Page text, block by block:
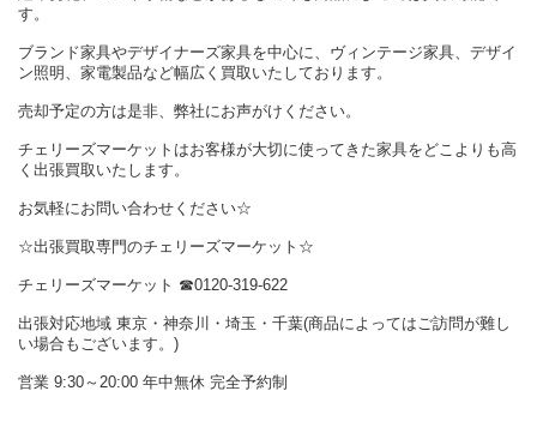
す。
ブランド家具やデザイナーズ家具を中心に、ヴィンテージ家具、デザイ
ン照明、家電製品など幅広く買取いたしております。
売却予定の方は是非、弊社にお声がけください。
チェリーズマーケットはお客様が大切に使ってきた家具をどこよりも高
く出張買取いたします。
お気軽にお問い合わせください☆
☆出張買取専門のチェリーズマーケット☆
チェリーズマーケット ☎︎0120-319-622
出張対応地域 東京・神奈川・埼玉・千葉(商品によってはご訪問が難し
い場合もございます。)
営業 9:30～20:00 年中無休 完全予約制